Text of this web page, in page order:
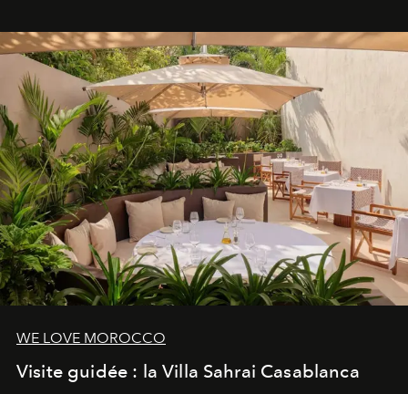
entièreté, entre science des émotions et rituels
reposants.
WE LOVE MOROCCO
Visite guidée : la Villa Sahrai Casablanca